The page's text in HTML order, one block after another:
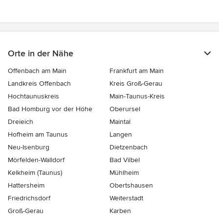
Orte in der Nähe
Offenbach am Main
Frankfurt am Main
Landkreis Offenbach
Kreis Groß-Gerau
Hochtaunuskreis
Main-Taunus-Kreis
Bad Homburg vor der Höhe
Oberursel
Dreieich
Maintal
Hofheim am Taunus
Langen
Neu-Isenburg
Dietzenbach
Mörfelden-Walldorf
Bad Vilbel
Kelkheim (Taunus)
Mühlheim
Hattersheim
Obertshausen
Friedrichsdorf
Weiterstadt
Groß-Gerau
Karben